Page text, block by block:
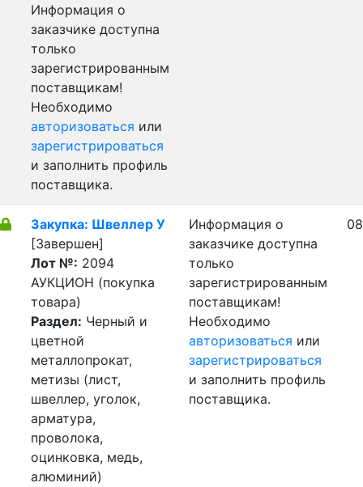
Информация о
заказчике доступна
только
зарегистрированным
поставщикам!
Необходимо
авторизоваться или
зарегистрироваться
и заполнить профиль
поставщика.
Закупка: Швеллер У
[Завершен]
Лот №: 2094
АУКЦИОН (покупка
товара)
Раздел: Черный и
цветной
металлопрокат,
метизы (лист,
швеллер, уголок,
арматура,
проволока,
оцинковка, медь,
алюминий)
Информация о
заказчике доступна
только
зарегистрированным
поставщикам!
Необходимо
авторизоваться или
зарегистрироваться
и заполнить профиль
поставщика.